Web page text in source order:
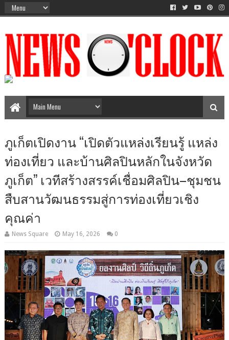
The Time Between AM-PM
ภูเก็ตเปิดงาน “เปิดตัวแหล่งเรียนรู้ แหล่ง
ท่องเที่ยว และบ้านศิลปินหลักในจังหวัด
ภูเก็ต” เวทีสร้างสรรค์เชื่อมศิลปิน–ชุมชน
สืบสานวัฒนธรรมสู่การท่องเที่ยวเชิง
คุณค่า
News Square May 16, 2026 0